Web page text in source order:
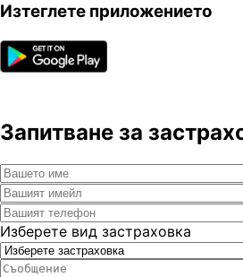
Изтеглете приложението
Запитване за
Изберете вид застраховка